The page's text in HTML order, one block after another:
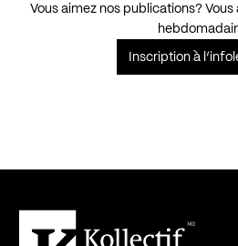
Vous aimez nos publications?
Inscription à